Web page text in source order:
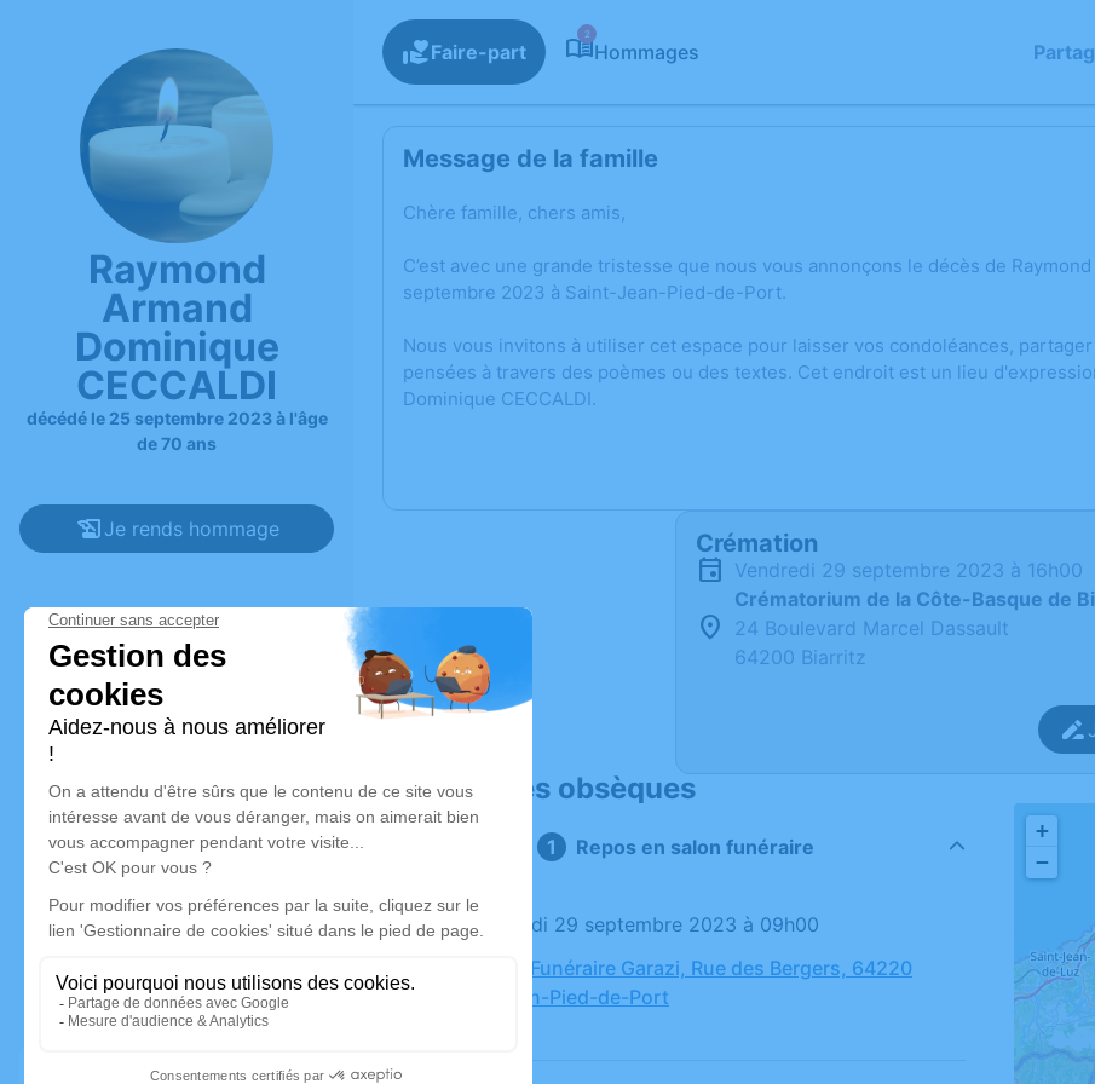
Raymond
Armand
Dominique
CECCALDI
décédé le 25 septembre 2023 à l'âge
de 70 ans
Je rends hommage
Faire-part
2
Hommages
Message de la famille
Chère famille, chers amis,
C’est avec une grande tristesse que nous vous annonçons le décès de
septembre 2023 à Saint-Jean-Pied-de-Port.
Nous vous invitons à utiliser cet espace pour laisser vos condoléances,
pensées à travers des poèmes ou des textes. Cet endroit est un lieu
Dominique CECCALDI.
Crémation
vendredi 29 septembre 2023 à 16h00
Crématorium de la Côte-Basque de
24 Boulevard Marcel Dassault
64200 Biarritz
Déroulé des obsèques
Repos en salon funéraire
Le vendredi 29 septembre 2023 à 09h00
Chambre Funéraire Garazi, Rue des Bergers, 64220
Saint-Jean-Pied-de-Port
+
−